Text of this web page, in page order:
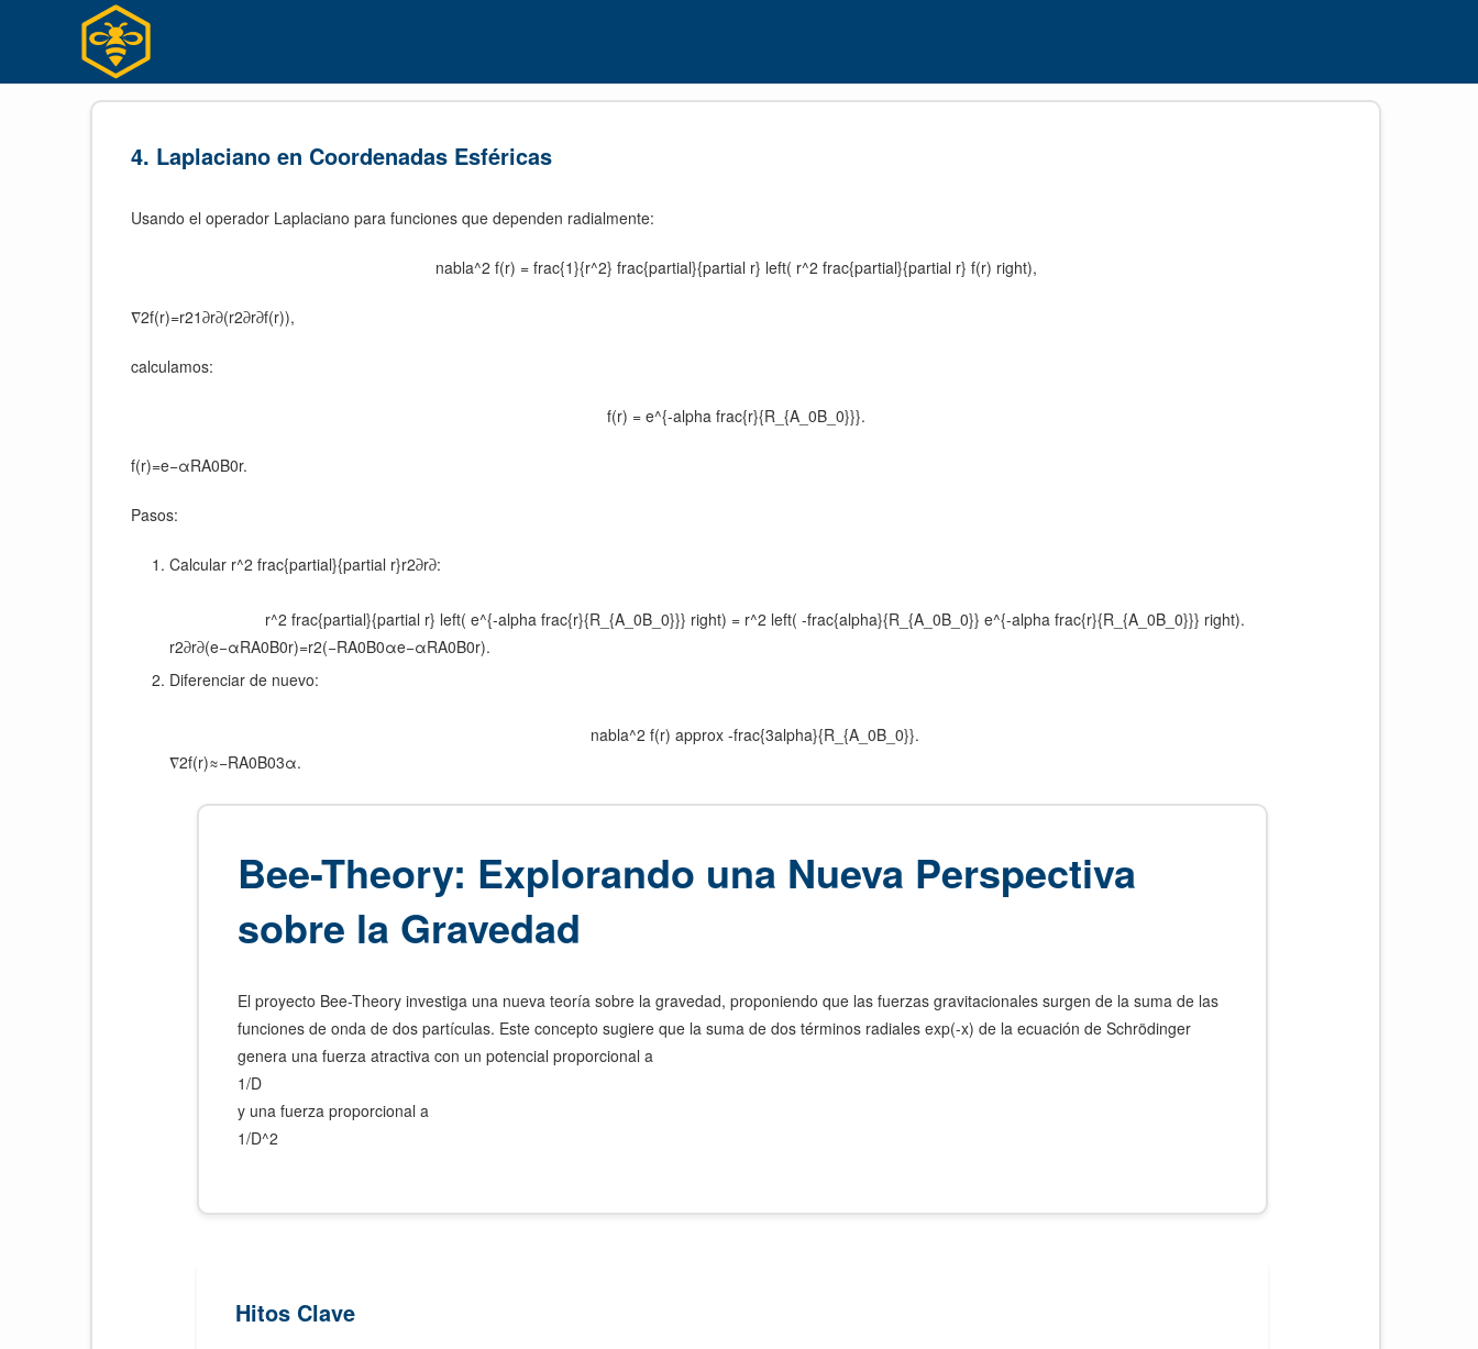
4. Laplaciano en Coordenadas Esféricas
Usando el operador Laplaciano para funciones que dependen radialmente:
nabla^2 f(r) = frac{1}{r^2} frac{partial}{partial r} left( r^2 frac{partial}{partial r} f(r) right),
∇2f(r)=r21​∂r∂​(r2∂r∂​f(r)),
calculamos:
f(r) = e^{-alpha frac{r}{R_{A_0B_0}}}.
f(r)=e−αRA0​B0​​r​.
Pasos:
Calcular r^2 frac{partial}{partial r}r2∂r∂​:
r^2 frac{partial}{partial r} left( e^{-alpha frac{r}{R_{A_0B_0}}} right) = r^2 left( -frac{alpha}{R_{A_0B_0}} e^{-alpha frac{r}{R_{A_0B_0}}} right).
r2∂r∂​(e−αRA0​B0​​r​)=r2(−RA0​B0​​α​e−αRA0​B0​​r​).
Diferenciar de nuevo:
nabla^2 f(r) approx -frac{3alpha}{R_{A_0B_0}}.
∇2f(r)≈−RA0​B0​​3α​.
Bee-Theory: Explorando una Nueva Perspectiva
sobre la Gravedad
El proyecto Bee-Theory investiga una nueva teoría sobre la gravedad, proponiendo que las fuerzas gravitacionales surgen de la suma de las
funciones de onda de dos partículas. Este concepto sugiere que la suma de dos términos radiales exp(-x) de la ecuación de Schrödinger
genera una fuerza atractiva con un potencial proporcional a
1/D
y una fuerza proporcional a
1/D^2
Hitos Clave